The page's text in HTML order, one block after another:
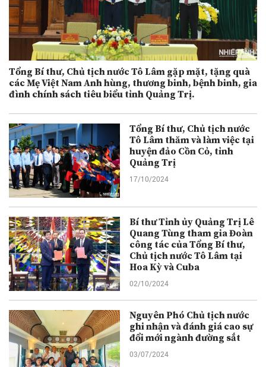
Tổng Bí thư, Chủ tịch nước Tô Lâm gặp mặt, tặng quà
các Mẹ Việt Nam Anh hùng, thương binh, bệnh binh, gia
đình chính sách tiêu biểu tỉnh Quảng Trị.
Tổng Bí thư, Chủ tịch nước
Tô Lâm thăm và làm việc tại
huyện đảo Cồn Cỏ, tỉnh
Quảng Trị
17/10/2024
Bí thư Tỉnh ủy Quảng Trị Lê
Quang Tùng tham gia Đoàn
công tác của Tổng Bí thư,
Chủ tịch nước Tô Lâm tại
Hoa Kỳ và Cuba
02/10/2024
Nguyên Phó Chủ tịch nước
ghi nhận và đánh giá cao sự
đổi mới ngành đường sắt
03/07/2024